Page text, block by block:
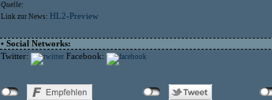
Quelle:
Link zur News: HL2-Preview
• Social Networks:
Twitter:
Facebook: